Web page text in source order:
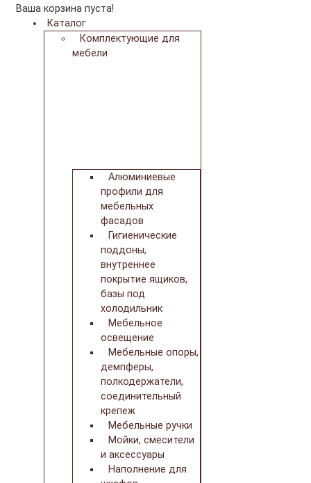
Ваша корзина пуста!
Каталог
Комплектующие для
мебели
Алюминиевые
профили для
мебельных
фасадов
Гигиенические
поддоны,
внутреннее
покрытие ящиков,
базы под
холодильник
Мебельное
освещение
Мебельные опоры,
демпферы,
полкодержатели,
соединительный
крепеж
Мебельные ручки
Мойки, смесители
и аксессуары
Наполнение для